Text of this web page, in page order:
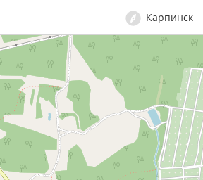
Карпинск